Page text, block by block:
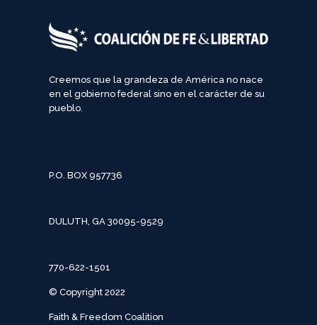
Creemos que la grandeza de América no nace
en el gobierno federal sino en el carácter de su
pueblo.
P.O. BOX 957736
DULUTH, GA 30095-9529
770-622-1501
© Copyright 2022
Faith & Freedom Coalition